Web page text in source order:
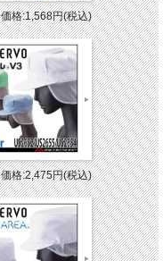
価格:1,568円(税込)
価格:2,475円(税込)